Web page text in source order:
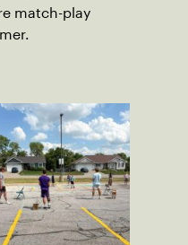
match-play